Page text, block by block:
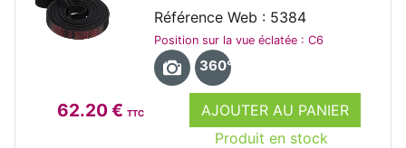
62.20 € TTC
AJOUTER AU PANIER
Produit en stock
Référence Web : 5384
Position sur la vue éclatée : C6
360°